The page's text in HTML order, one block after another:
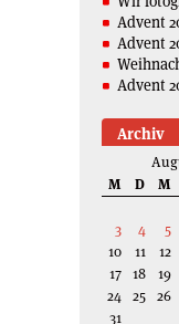
Advent
Advent
Advent
Archiv
M
D M
3
4 5
10
11 12
17 18 19
24 25 26
31